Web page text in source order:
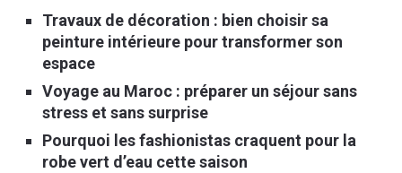
Travaux de décoration : bien choisir sa
peinture intérieure pour transformer son
espace
Voyage au Maroc : préparer un séjour sans
stress et sans surprise
Pourquoi les fashionistas craquent pour la
robe vert d’eau cette saison